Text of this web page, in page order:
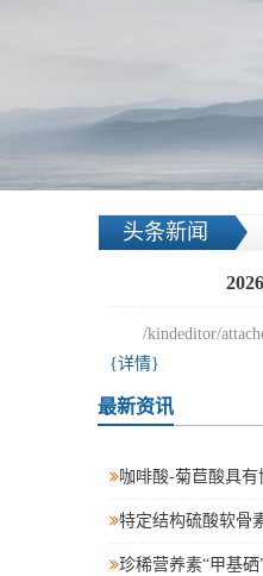
头条新闻
/kindeditor/
{详情}
最新资讯
咖啡酸-菊苣酸具
特定结构硫酸软骨
珍稀营养素“甲基